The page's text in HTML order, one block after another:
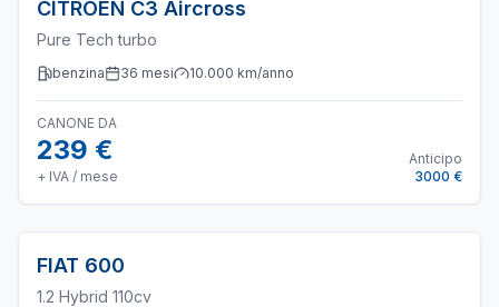
CITROEN C3 Aircross
Pure Tech turbo
benzina 36 mesi 10.000 km/anno
CANONE DA
239 €
+ IVA / mese
Anticipo
3000 €
FIAT 600
1.2 Hybrid 110cv